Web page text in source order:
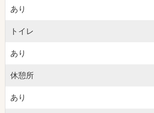
あり
トイレ
あり
休憩所
あり